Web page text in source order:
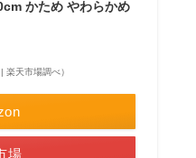
かため やわらかめ
天市場調べ）
場